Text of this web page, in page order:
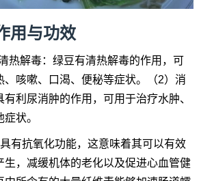
用与功效
热解毒：绿豆有清热解毒的作用，可
、咳嗽、口渴、便秘等症状。（2）消
有利尿消肿的作用，可用于治疗水肿、
状。
有抗氧化功能，这意味着其可以有效
生，减缓机体的老化以及促进心血管健